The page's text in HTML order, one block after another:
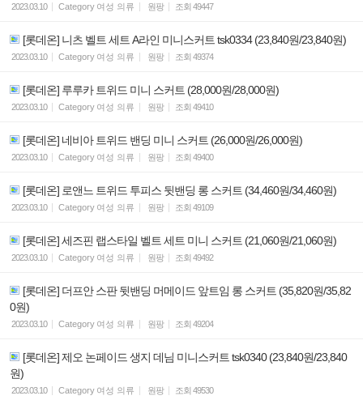
2023.03.10 Category 여성 의류 원팡 조회 49447
[롯데온] 니츠 벨트 세트 A라인 미니스커트 tsk0334 (23,840원/23,840원)
2023.03.10 Category 여성 의류 원팡 조회 49374
[롯데온] 루루카 트위드 미니 스커트 (28,000원/28,000원)
2023.03.10 Category 여성 의류 원팡 조회 49410
[롯데온] 네비아 트위드 밴딩 미니 스커트 (26,000원/26,000원)
2023.03.10 Category 여성 의류 원팡 조회 49400
[롯데온] 로앤느 트위드 투피스 뒷밴딩 롱 스커트 (34,460원/34,460원)
2023.03.10 Category 여성 의류 원팡 조회 49109
[롯데온] 세즈핀 랩스타일 벨트 세트 미니 스커트 (21,060원/21,060원)
2023.03.10 Category 여성 의류 원팡 조회 49492
[롯데온] 더프안 스판 뒷밴딩 머메이드 앞트임 롱 스커트 (35,820원/35,82
0원)
2023.03.10 Category 여성 의류 원팡 조회 49204
[롯데온] 제오 논페이드 생지 데님 미니스커트 tsk0340 (23,840원/23,840
원)
2023.03.10 Category 여성 의류 원팡 조회 49530